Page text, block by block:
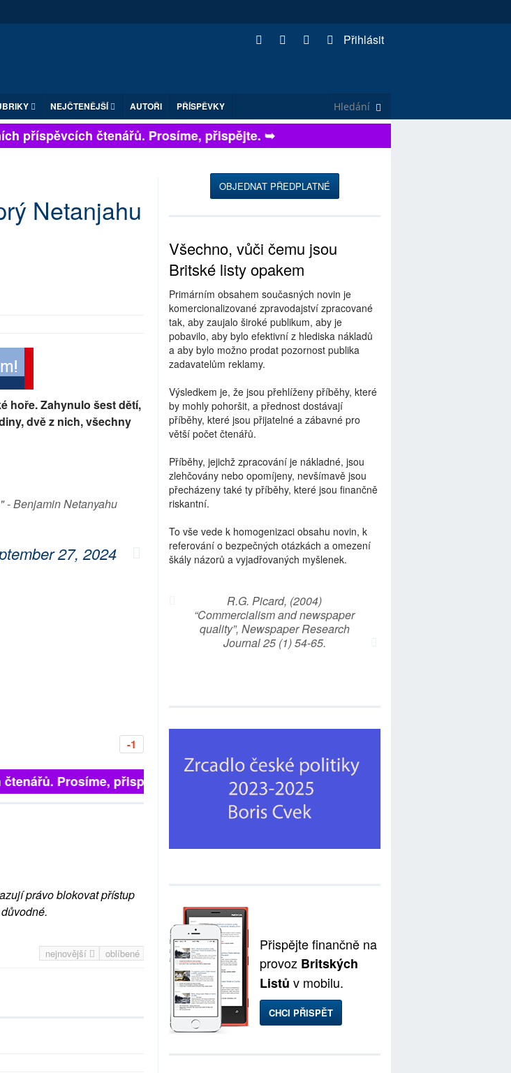
Přihlásit
NEJČTENĚJŠÍ AUTOŘI PŘÍSPĚVKY
příspěvcích čtenářů. Prosíme, přispějte. ➥
Netanjahu
hoře. Zahynulo šest dětí,
dvě z nich, všechny
- Benjamin Netanyahu
27, 2024
-1
Prosíme, přispějte. ➥
právo blokovat přístup
nejnovější oblíbené
OBJEDNAT PŘEDPLATNÉ
Všechno, vůči čemu jsou
Britské listy opakem
Primárním obsahem současných novin je
komercionalizované zpravodajství zpracované
tak, aby zaujalo široké publikum, aby je
pobavilo, aby bylo efektivní z hlediska nákladů
a aby bylo možno prodat pozornost publika
zadavatelům reklamy.
Výsledkem je, že jsou přehlíženy příběhy, které
by mohly pohoršit, a přednost dostávají
příběhy, které jsou přijatelné a zábavné pro
větší počet čtenářů.
Příběhy, jejichž zpracování je nákladné, jsou
zlehčovány nebo opomíjeny, nevšímavě jsou
přecházeny také ty příběhy, které jsou finančně
riskantní.
To vše vede k homogenizaci obsahu novin, k
referování o bezpečných otázkách a omezení
škály názorů a vyjadřovaných myšlenek.
R.G. Picard, (2004)
“Commercialism and newspaper
quality”, Newspaper Research
Journal 25 (1) 54-65.
Přispějte finančně na
provoz Britských
Listů v mobilu.
CHCI PŘISPĚT